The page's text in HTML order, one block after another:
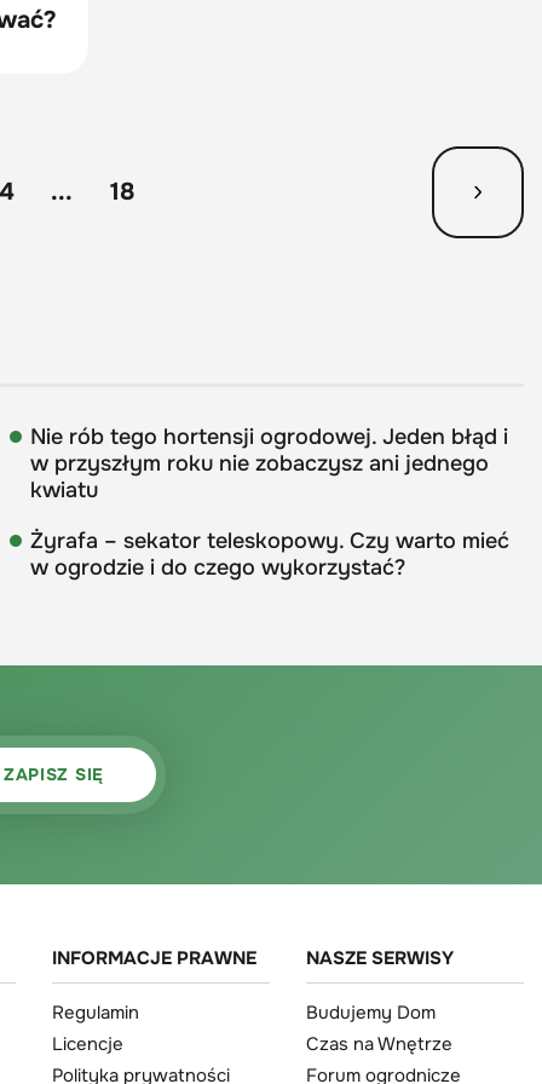
... 18
Nie rób tego hortensji ogrodowej. Jeden błąd i
w przyszłym roku nie zobaczysz ani jednego
kwiatu
Żyrafa – sekator teleskopowy. Czy warto mieć
w ogrodzie i do czego wykorzystać?
INFORMACJE PRAWNE
Regulamin
Licencje
Polityka prywatności
NASZE SERWISY
Budujemy Dom
Czas na Wnętrze
Forum ogrodnicze